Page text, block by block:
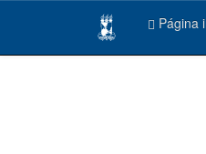
Página